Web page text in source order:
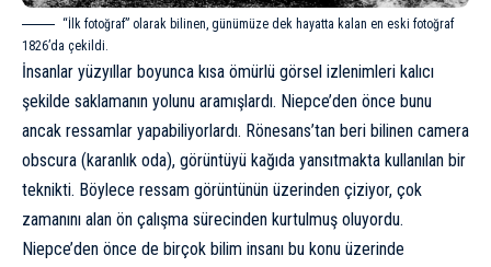
“İlk fotoğraf” olarak bilinen, günümüze dek hayatta kalan en eski fotoğraf
1826’da çekildi.
İnsanlar yüzyıllar boyunca kısa ömürlü görsel izlenimleri kalıcı
şekilde saklamanın yolunu aramışlardı. Niepce’den önce bunu
ancak ressamlar yapabiliyorlardı. Rönesans’tan beri bilinen camera
obscura (karanlık oda), görüntüyü kağıda yansıtmakta kullanılan bir
teknikti. Böylece ressam görüntünün üzerinden çiziyor, çok
zamanını alan ön çalışma sürecinden kurtulmuş oluyordu.
Niepce’den önce de birçok bilim insanı bu konu üzerinde